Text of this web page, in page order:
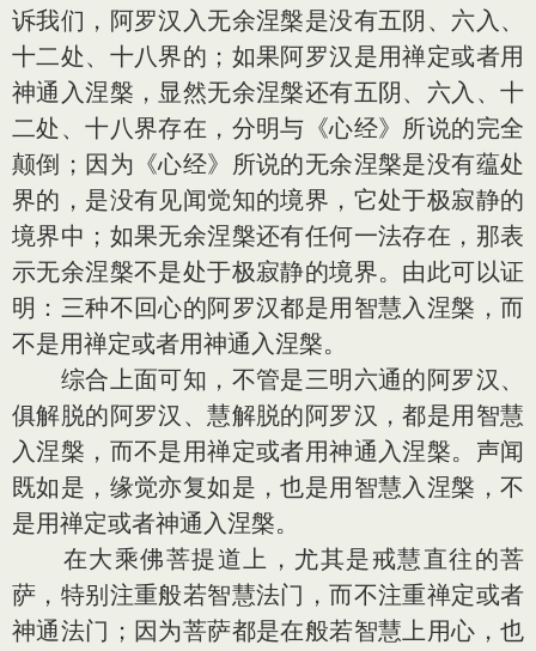
诉我们，阿罗汉入无余涅槃是没有五阴、六入、
十二处、十八界的；如果阿罗汉是用禅定或者用
神通入涅槃，显然无余涅槃还有五阴、六入、十
二处、十八界存在，分明与《心经》所说的完全
颠倒；因为《心经》所说的无余涅槃是没有蕴处
界的，是没有见闻觉知的境界，它处于极寂静的
境界中；如果无余涅槃还有任何一法存在，那表
示无余涅槃不是处于极寂静的境界。由此可以证
明：三种不回心的阿罗汉都是用智慧入涅槃，而
不是用禅定或者用神通入涅槃。
综合上面可知，不管是三明六通的阿罗汉、
俱解脱的阿罗汉、慧解脱的阿罗汉，都是用智慧
入涅槃，而不是用禅定或者用神通入涅槃。声闻
既如是，缘觉亦复如是，也是用智慧入涅槃，不
是用禅定或者神通入涅槃。
在大乘佛菩提道上，尤其是戒慧直往的菩
萨，特别注重般若智慧法门，而不注重禅定或者
神通法门；因为菩萨都是在般若智慧上用心，也